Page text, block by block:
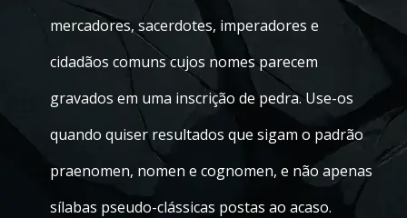
mercadores, sacerdotes, imperadores e
cidadãos comuns cujos nomes parecem
gravados em uma inscrição de pedra. Use-os
quando quiser resultados que sigam o padrão
praenomen, nomen e cognomen, e não apenas
sílabas pseudo-clássicas postas ao acaso.